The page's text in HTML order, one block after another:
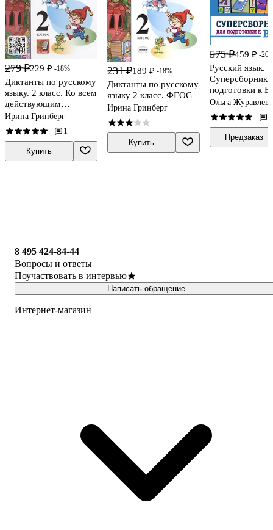
279 ₽229 ₽ -18%
Диктанты по русскому
языку. 2 класс. Ко всем
действующим
учебникам
Ирина Гринберг
· 1
Купить
231 ₽189 ₽ -18%
Диктанты по русскому
языку 2 класс. ФГОС
Ирина Гринберг
Купить
575 ₽459 ₽ -
Русский язык.
Суперсборник
подготовки к
класс
Ольга Журавлева
·
Предзаказ
8 495 424-84-44
Вопросы и ответы
Поучаствовать в интервью
Написать обращение
Интернет-магазин